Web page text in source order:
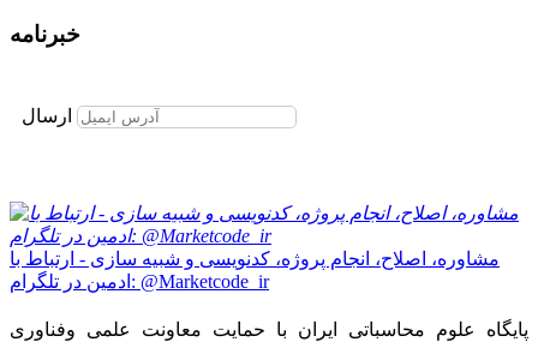
خبرنامه
ارسال
مشاوره، اصلاح، انجام پروژه، کدنویسی و شبیه سازی - ارتباط با
ادمین در تلگرام: @Marketcode_ir
پایگاه علوم محاسباتی ایران با حمایت معاونت علمی وفناوری